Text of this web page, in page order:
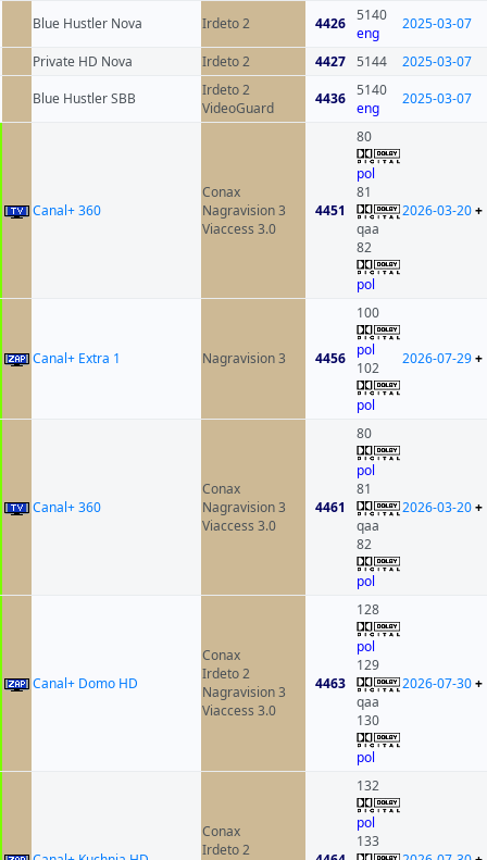
Blue Hustler Nova Irdeto 2 4426 5140
eng
2025-03-07
Private HD Nova Irdeto 2 4427 5144
2025-03-07
Blue Hustler SBB
Irdeto 2
VideoGuard
4436 5140
eng
2025-03-07
Canal+ 360
Conax
Nagravision 3
Viaccess 3.0
4451
80
pol
81
qaa
82
pol
2026-03-20+
Canal+ Extra 1 Nagravision 3 4456
100
pol
102
pol
2026-07-29+
Canal+ 360
Conax
Nagravision 3
Viaccess 3.0
4461
80
pol
81
qaa
82
pol
2026-03-20+
Canal+ Domo HD
Conax
Irdeto 2
Nagravision 3
Viaccess 3.0
4463
128
pol
129
qaa
130
pol
2026-07-30+
Conax
Irdeto 2
132
pol
133